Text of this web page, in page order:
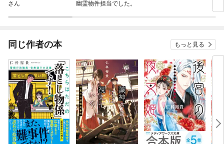
さん
幽霊物件担当でした。
同じ作者の本 もっと見る